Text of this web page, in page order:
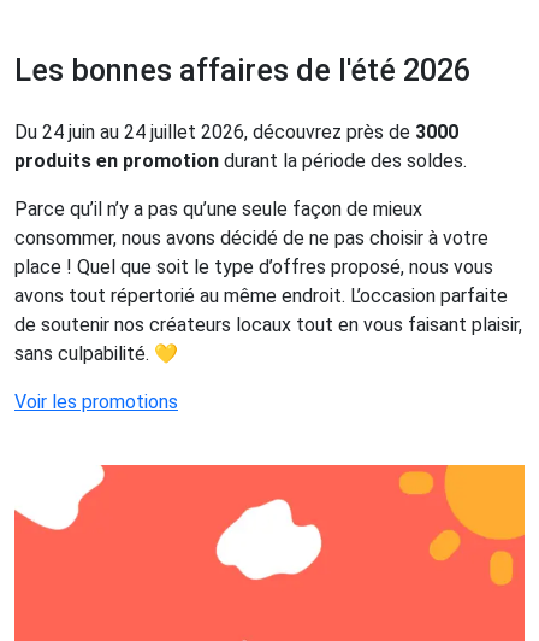
Les bonnes affaires de l'été 2026
Du 24 juin au 24 juillet 2026, découvrez près de 3000
produits en promotion durant la période des soldes.
Parce qu’il n’y a pas qu’une seule façon de mieux
consommer, nous avons décidé de ne pas choisir à votre
place ! Quel que soit le type d’offres proposé, nous vous
avons tout répertorié au même endroit. L’occasion parfaite
de soutenir nos créateurs locaux tout en vous faisant plaisir,
sans culpabilité. 💛
Voir les promotions